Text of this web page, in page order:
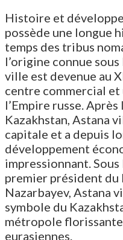
Histoire et
possède une longue
temps des tribus
l’origine connue
ville est devenue au
centre commercial
l’Empire russe.
Kazakhstan, Astana
capitale et a depuis
développement
impressionnant.
premier président du
Nazarbayev, Astana
symbole du
métropole florissante
eurasiennes.